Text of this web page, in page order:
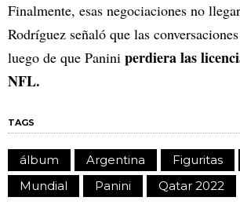
Finalmente, esas negociaciones no
Rodríguez señaló que las
luego de que Panini perdiera las
NFL.
TAGS
álbum Argentina Figuritas
Mundial
Panini Qatar 2022